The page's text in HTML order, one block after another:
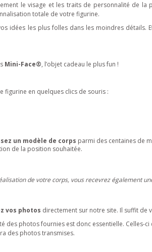
le visage et les traits de personnalité de
totale de votre figurine.
idées les plus folles dans les moindres détails.
Mini-Face®, l’objet cadeau le plus fun !
figurine en quelques clics de souris :
un modèle de corps parmi des centaines de
de la position souhaitée.
de votre corps, vous recevrez également
vos photos directement sur notre site. Il suffit
des photos fournies est donc essentielle. Celles-
des photos transmises.